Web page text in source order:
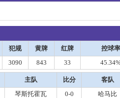
犯规 黄牌 红牌
控球率
3090 843 33
主队 比分
客队
琴斯托霍瓦 0-0
哈马比